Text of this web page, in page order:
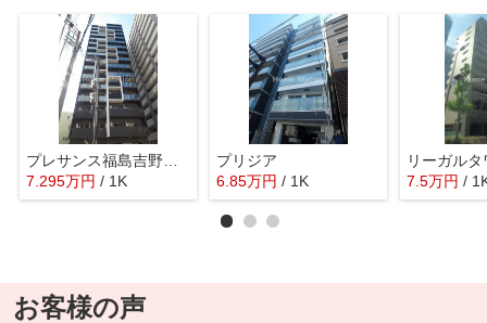
プレサンス福島吉野ミナージ
7.295万円 / 1K
プリジア
6.85万円 / 1K
リーガル
7.5万円 /
お客様の声